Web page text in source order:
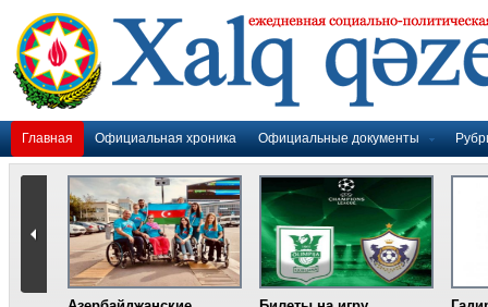
Главная Официальная хроника Официальные документы